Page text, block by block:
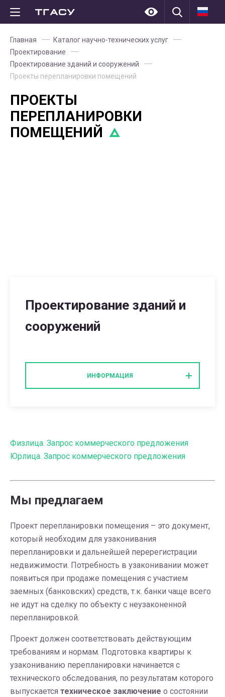
Главная
Каталог научно-технических услуг
Проектирование
Проектирование зданий и сооружений
Проекты перепланировки помещений
ПРОЕКТЫ
ПЕРЕПЛАНИРОВКИ
ПОМЕЩЕНИЙ
Проектирование зданий и
сооружений
ИНФОРМАЦИЯ
Физлица. Запрос коммерческого предложения
Юрлица. Запрос коммерческого предложения
Мы предлагаем
Проект перепланировки помещения – это документ,
который необходим для узаконивания
перепланировки и дальнейшей перерегистрации
недвижимости. Потребность в узаконивании может
появиться при продаже помещения с участием
заемных (банковских) средств, т.к. банки чаще всего
не идут на сделку по объекту с неузаконенной
перепланировкой.
Проект должен соответствовать действующим
требованиям и нормам. Подготовка квартиры к
узакониванию перепланировки начинается с
технического обследования, по результатам которого
выпускается техническое заключение о состоянии